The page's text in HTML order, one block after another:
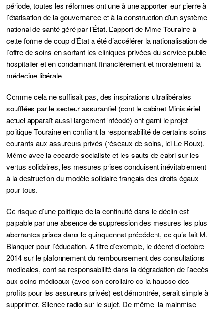
période, toutes les réformes ont une à une apporter leur pierre à
l’étatisation de la gouvernance et à la construction d’un système
national de santé géré par l’État. L’apport de Mme Touraine à
cette forme de coup d’État a été d’accélérer la nationalisation de
l’offre de soins en sortant les cliniques privées du service public
hospitalier et en condamnant financièrement et moralement la
médecine libérale.
Comme cela ne suffisait pas, des inspirations ultralibérales
soufflées par le secteur assurantiel (dont le cabinet Ministériel
actuel apparaît aussi largement inféodé) ont garni le projet
politique Touraine en confiant la responsabilité de certains soins
courants aux assureurs privés (réseaux de soins, loi Le Roux).
Même avec la cocarde socialiste et les sauts de cabri sur les
vertus solidaires, les mesures prises conduisent inévitablement
à la destruction du modèle solidaire français des droits égaux
pour tous.
Ce risque d’une politique de la continuité dans le déclin est
palpable par une absence de suppression des mesures les plus
aberrantes prises dans le quinquennat précédent, ce qu’a fait M.
Blanquer pour l’éducation. A titre d’exemple, le décret d’octobre
2014 sur le plafonnement du remboursement des consultations
médicales, dont sa responsabilité dans la dégradation de l’accès
aux soins médicaux (avec son corollaire de la hausse des
profits pour les assureurs privés) est démontrée, serait simple à
supprimer. Silence radio sur le sujet. De même, la mainmise